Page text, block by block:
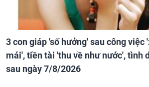
3 con giáp 'số hưởng' sau công việc
mái', tiền tài 'thu về như nước', tình
sau ngày 7/8/2026